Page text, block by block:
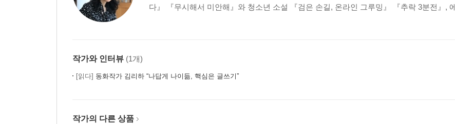
다』 『무시해서 미안해』와 청소년 소설 『검은 손길, 온라인 그루밍』 『추락 3분전』,
작가와 인터뷰 (1개)
[읽다] 동화작가 김리하 “나답게 나이듦, 핵심은 글쓰기”
작가의 다른 상품